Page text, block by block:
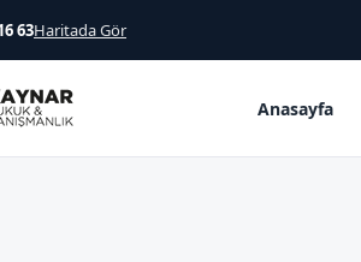
63Haritada Gör
Anasayfa